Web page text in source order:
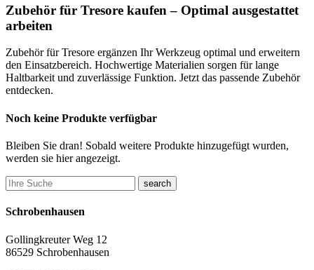
Zubehör für Tresore kaufen – Optimal ausgestattet
arbeiten
Zubehör für Tresore ergänzen Ihr Werkzeug optimal und erweitern
den Einsatzbereich. Hochwertige Materialien sorgen für lange
Haltbarkeit und zuverlässige Funktion. Jetzt das passende Zubehör
entdecken.
Noch keine Produkte verfügbar
Bleiben Sie dran! Sobald weitere Produkte hinzugefügt wurden,
werden sie hier angezeigt.
search
Schrobenhausen
Gollingkreuter Weg 12
86529 Schrobenhausen